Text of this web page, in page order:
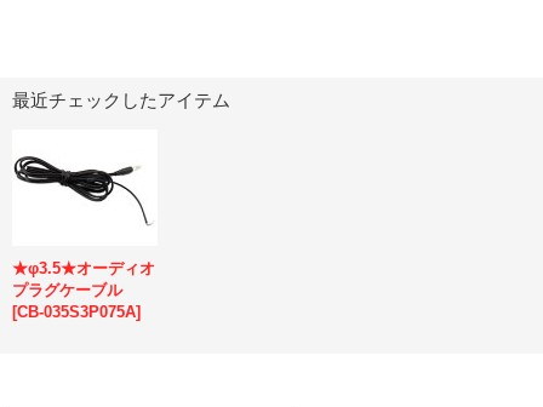
最近チェックしたアイテム
★φ3.5★オーディオ
プラグケーブル
[CB-035S3P075A]